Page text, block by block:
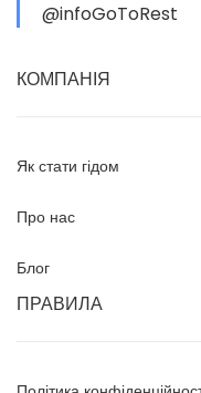
@infoGoToRest
КОМПАНІЯ
Як стати гідом
Про нас
Блог
ПРАВИЛА